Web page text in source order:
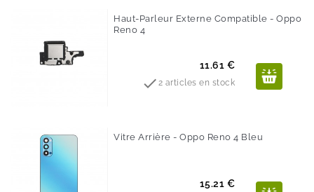
Haut-Parleur Externe Compatible - Oppo
Reno 4
Prix
11.61 €
 2 articles en stock
Vitre Arrière - Oppo Reno 4 Bleu
Prix
15.21 €